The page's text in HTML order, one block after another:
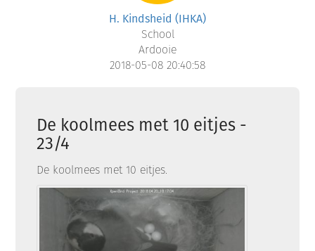
H. Kindsheid (IHKA)
School
Ardooie
2018-05-08 20:40:58
De koolmees met 10 eitjes -
23/4
De koolmees met 10 eitjes.